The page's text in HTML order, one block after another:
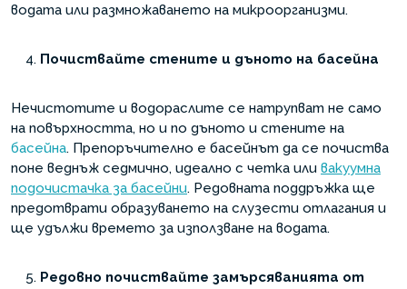
водата или размножаването на микроорганизми.
Почиствайте стените и дъното на басейна
Нечистотите и водораслите се натрупват не само
на повърхността, но и по дъното и стените на
басейна. Препоръчително е басейнът да се почиства
поне веднъж седмично, идеално с четка или вакуумна
подочистачка за басейни. Редовната поддръжка ще
предотврати образуването на слузести отлагания и
ще удължи времето за използване на водата.
Редовно почиствайте замърсяванията от